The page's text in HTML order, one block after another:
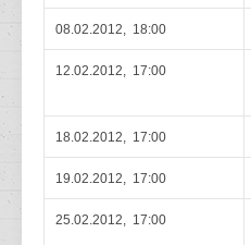
08.02.2012, 18:00
12.02.2012, 17:00
18.02.2012, 17:00
19.02.2012, 17:00
25.02.2012, 17:00